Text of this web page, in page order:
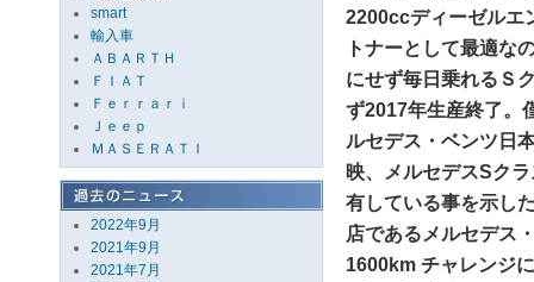
smart
輸入車
ＡＢＡＲＴＨ
ＦＩＡＴ
Ｆｅｒｒａｒｉ
Ｊｅｅｐ
ＭＡＳＥＲＡＴＩ
2022年9月
2021年9月
2021年7月
2200ccディーゼルエ
トナーとして最適な
にせず毎日乗れるＳ
ず2017年生産終了。
ルセデス・ベンツ日
映、メルセデスSク
有している事を示し
店であるメルセデス
1600km チャレンジ